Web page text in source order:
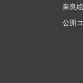
奈良
公開